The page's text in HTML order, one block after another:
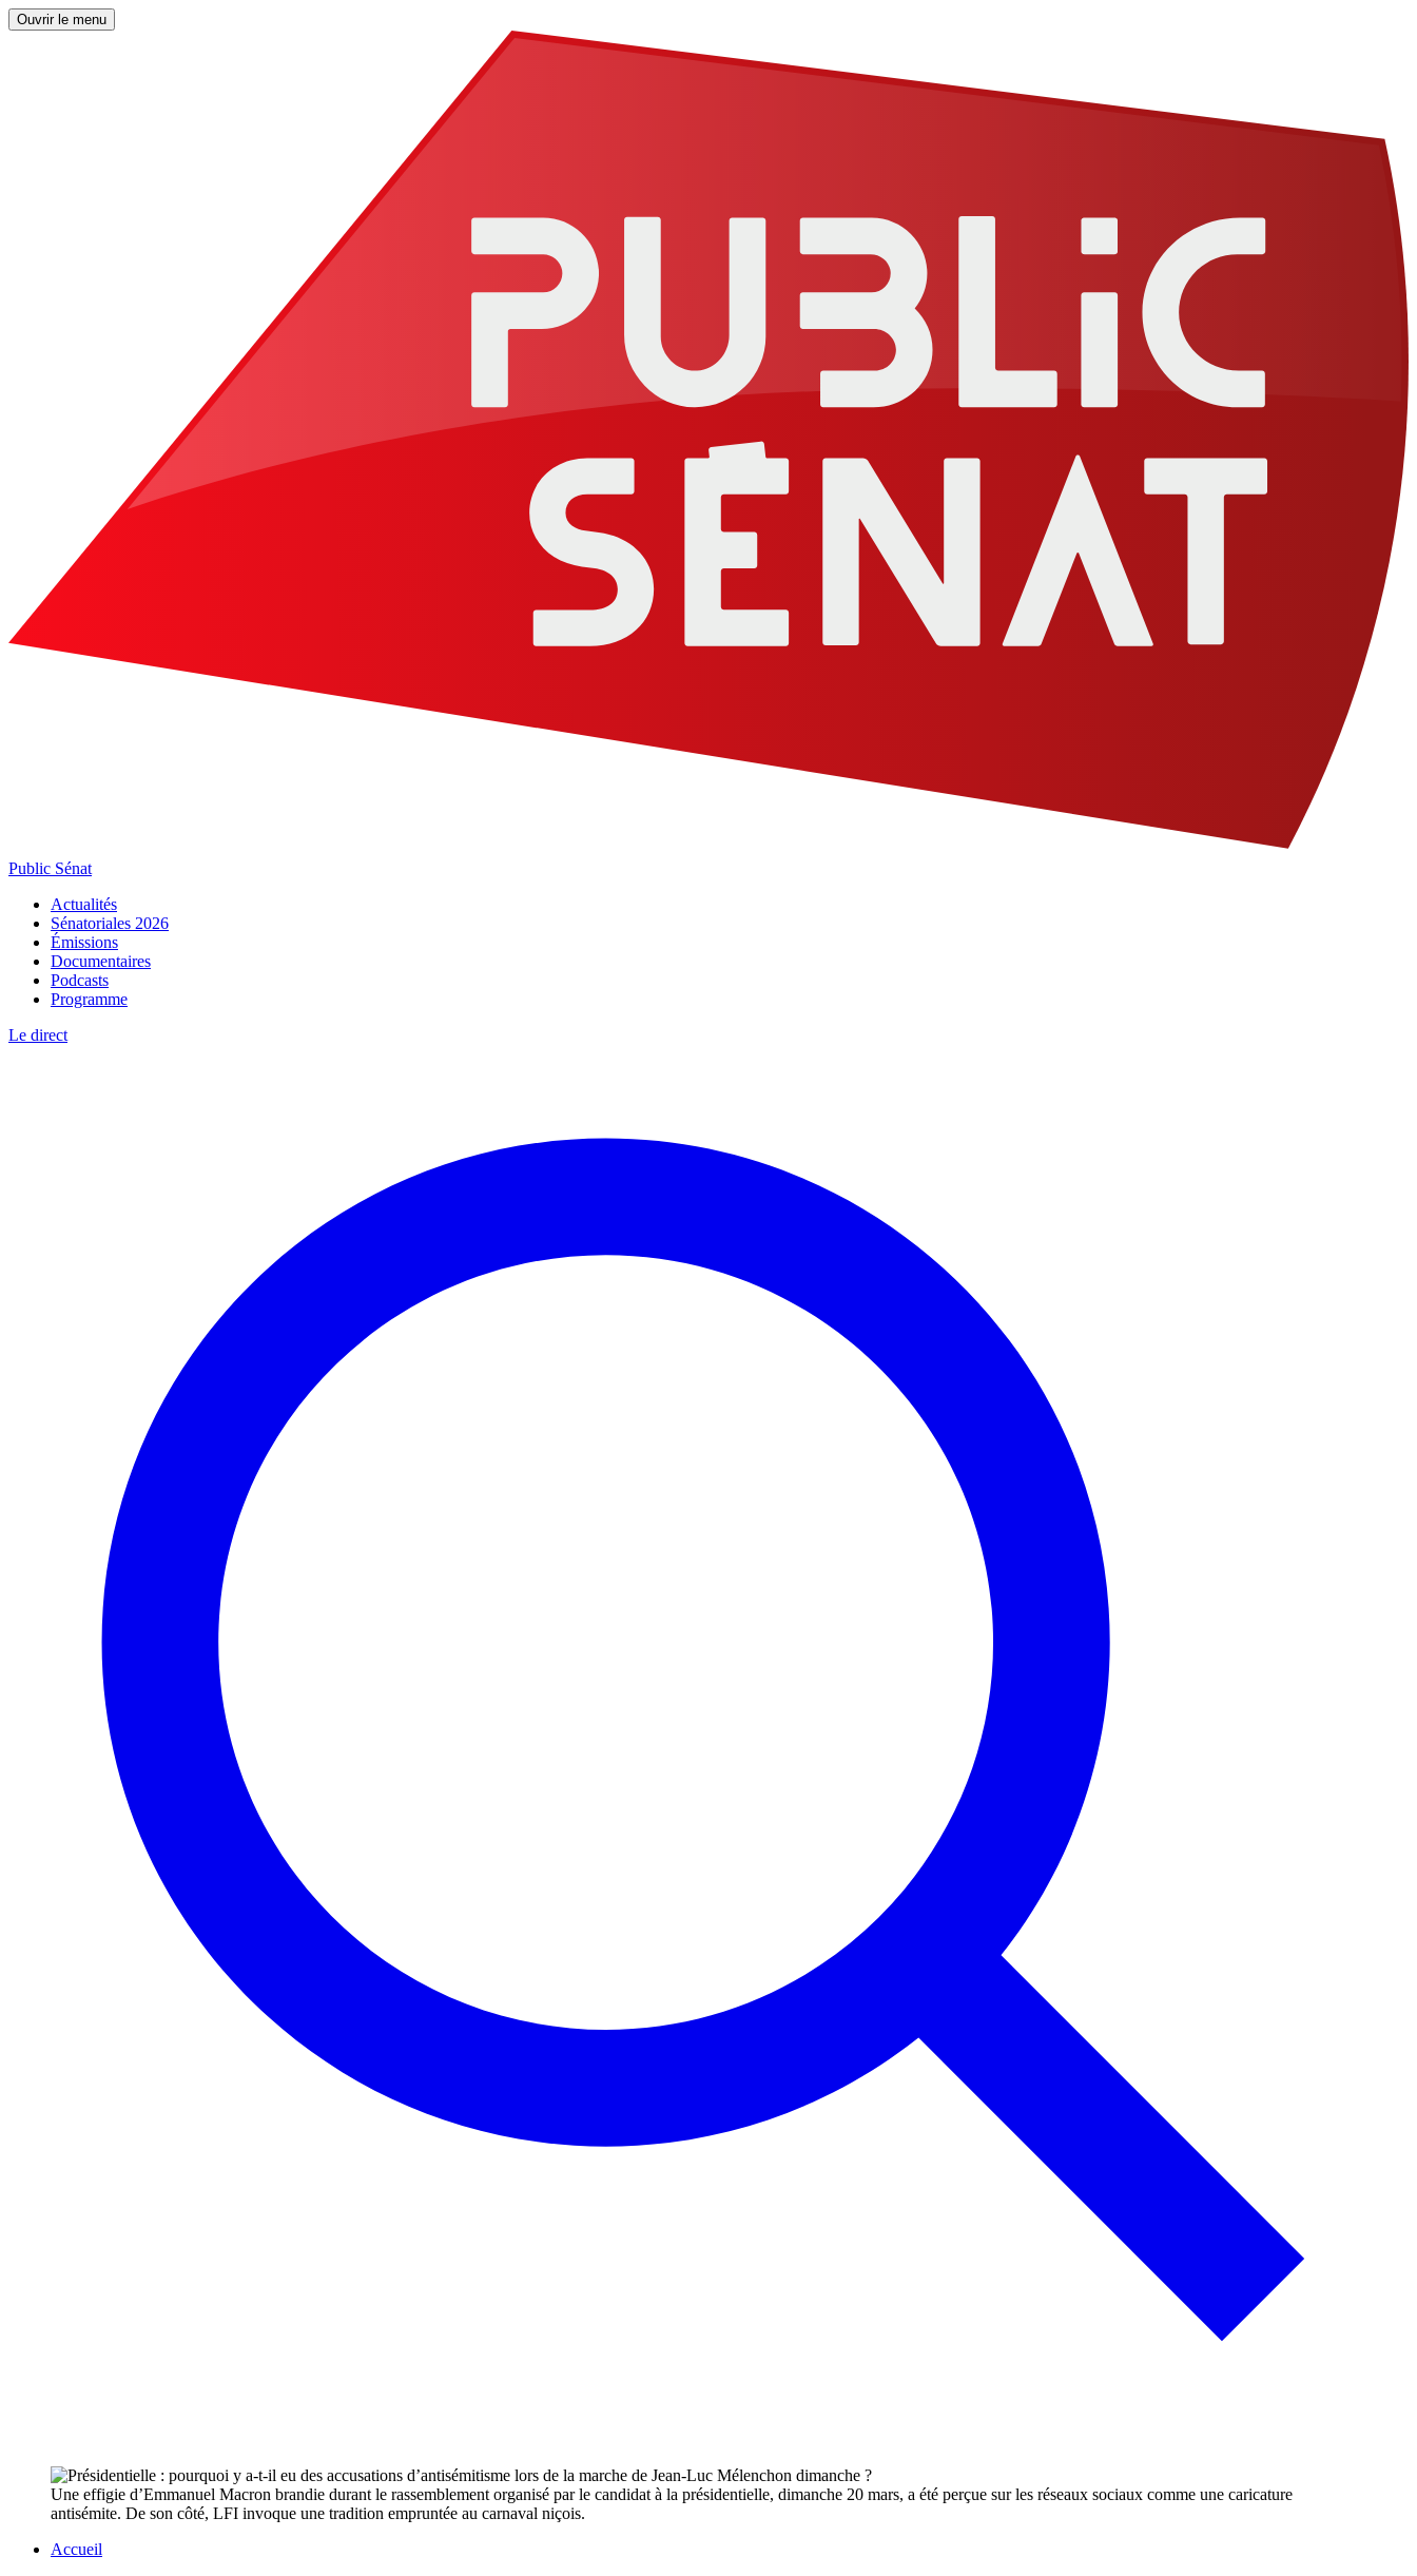
Ouvrir le menu
Public Sénat
Actualités
Sénatoriales 2026
Émissions
Documentaires
Podcasts
Programme
Le direct
Une effigie d’Emmanuel Macron brandie durant le rassemblement organisé par le candidat à la présidentielle, dimanche 20 mars, a été perçue sur les réseaux sociaux comme une caricature
antisémite. De son côté, LFI invoque une tradition empruntée au carnaval niçois.
Accueil